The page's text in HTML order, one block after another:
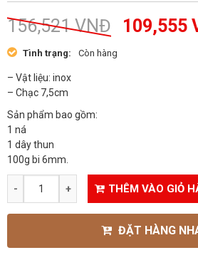
156,521VNĐ 109,555
Tình trạng: Còn hàng
– Vật liệu: inox
– Chạc 7,5cm
Sản phẩm bao gồm:
1 ná
1 dây thun
100g bi 6mm.
THÊM VÀO GIỎ
ĐẶT HÀNG